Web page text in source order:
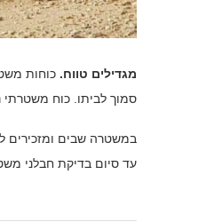
מגדילים טווח. כוחות
סמוך לביתו. כוח
עד סיום בדיקת חבלני